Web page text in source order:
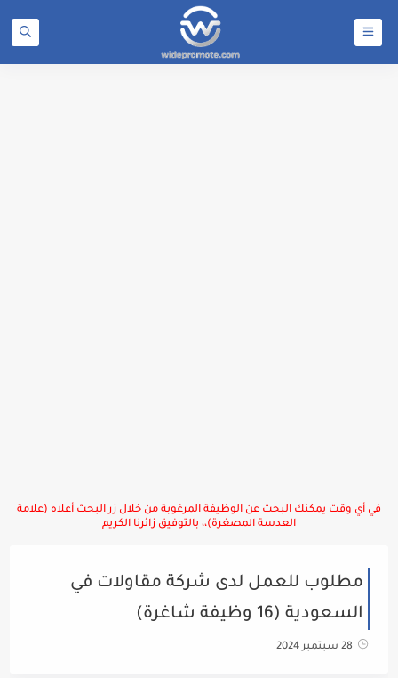
في أي وقت يمكنك البحث عن الوظيفة المرغوبة من خلال زر البحث أعلاه (علامة
العدسة المصغرة)،، بالتوفيق زائرنا الكريم
مطلوب للعمل لدى شركة مقاولات في
السعودية (16 وظيفة شاغرة)
28 سبتمبر 2024